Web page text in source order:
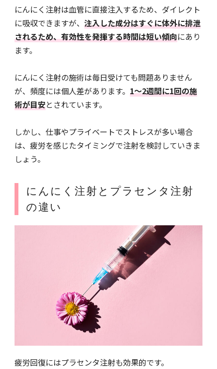
にんにく注射は血管に直接注入するため、ダイレクト
に吸収できますが、 注入した成分はすぐに体外に排泄
されるため、有効性を発揮する時間は短い傾向にあり
ます。
にんにく注射の施術は毎日受けても問題ありません
が、頻度には個人差があります。 1～2週間に1回の施
術が目安とされています。
しかし、仕事やプライベートでストレスが多い場合
は、疲労を感じたタイミングで注射を検討していきま
しょう。
にんにく注射とプラセンタ注射
の違い
疲労回復にはプラセンタ注射も効果的です。